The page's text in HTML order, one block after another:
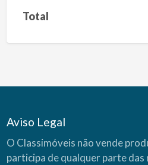
Total
Aviso Legal
O Classimóveis não vende
participa de qualquer parte